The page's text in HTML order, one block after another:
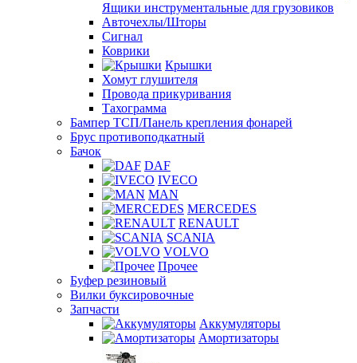
Ящики инструментальные для грузовиков
Авточехлы/Шторы
Сигнал
Коврики
Крышки
Хомут глушителя
Провода прикуривания
Тахограмма
Бампер ТСП/Панель крепления фонарей
Брус противоподкатный
Бачок
DAF
IVECO
MAN
MERCEDES
RENAULT
SCANIA
VOLVO
Прочее
Буфер резиновый
Вилки буксировочные
Запчасти
Аккумуляторы
Амортизаторы